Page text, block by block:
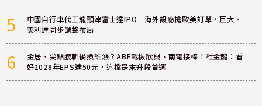
5
中國自行車代工龍頭津富士達IPO 海外設廠搶歐美訂單，巨大、
美利達同步調整布局
6
金居、尖點腰斬後換誰漲？ABF載板欣興、南電接棒！杜金龍：看
好2028年EPS達50元，這檔是末升段首選